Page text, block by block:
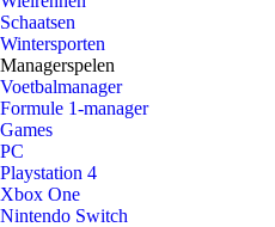
Schaatsen
Wintersporten
Managerspelen
Voetbalmanager
Formule 1-manager
Games
PC
Playstation 4
Xbox One
Nintendo Switch